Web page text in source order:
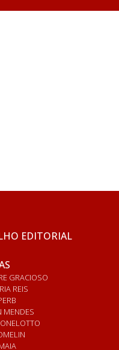
EDITORIAL
GRACIOSO
REIS
MENDES